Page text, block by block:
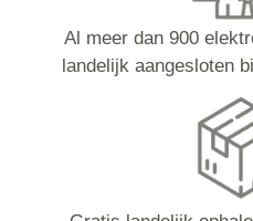
Al meer dan 900
landelijk aangesloten